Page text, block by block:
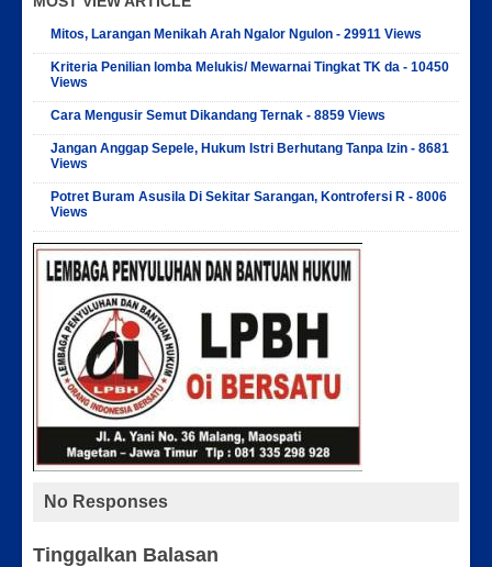
Mitos, Larangan Menikah Arah Ngalor Ngulon - 29911 Views
Kriteria Penilian lomba Melukis/ Mewarnai Tingkat TK da - 10450
Views
Cara Mengusir Semut Dikandang Ternak - 8859 Views
Jangan Anggap Sepele, Hukum Istri Berhutang Tanpa Izin - 8681
Views
Potret Buram Asusila Di Sekitar Sarangan, Kontrofersi R - 8006
Views
No Responses
Tinggalkan Balasan